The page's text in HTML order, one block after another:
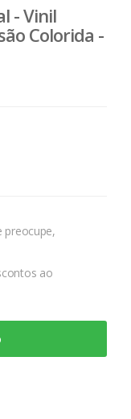
- Vinil
Colorida -
preocupe,
ao